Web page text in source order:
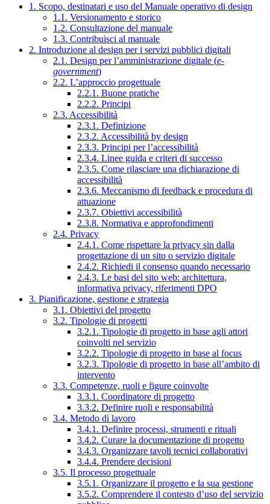
1. Scopo, destinatari e uso del Manuale operativo di design
1.1. Versionamento e storico
1.2. Consultazione del manuale
1.3. Contribuisci al manuale
2. Introduzione al design per i servizi pubblici digitali
2.1. Design per l’amministrazione digitale (e-
government)
2.2. L’approccio progettuale
2.2.1. Buone pratiche
2.2.2. Principi
2.3. Accessibilità
2.3.1. Definizione
2.3.2. Accessibilità by design
2.3.3. Principi per l’accessibilità
2.3.4. Linee guida e criteri di successo
2.3.5. Come rilasciare una dichiarazione di
accessibilità
2.3.6. Meccanismo di feedback e procedura di
attuazione
2.3.7. Obiettivi accessibilità
2.3.8. Normativa e approfondimenti
2.4. Privacy
2.4.1. Come rispettare la privacy sin dalla
progettazione di un sito o servizio digitale
2.4.2. Richiedi il consenso quando necessario
2.4.3. Le basi del sito web: architettura,
informativa privacy, riferimenti DPO
3. Pianificazione, gestione e strategia
3.1. Obiettivi del progetto
3.2. Tipologie di progetti
3.2.1. Tipologie di progetto in base agli attori
coinvolti nel servizio
3.2.2. Tipologie di progetto in base al focus
3.2.3. Tipologie di progetto in base all’ambito di
intervento
3.3. Competenze, ruoli e figure coinvolte
3.3.1. Coordinatore di progetto
3.3.2. Definire ruoli e responsabilità
3.4. Metodo di lavoro
3.4.1. Definire processi, strumenti e rituali
3.4.2. Curare la documentazione di progetto
3.4.3. Organizzare tavoli tecnici collaborativi
3.4.4. Prendere decisioni
3.5. Il processo progettuale
3.5.1. Organizzare il progetto e la sua gestione
3.5.2. Comprendere il contesto d’uso del servizio